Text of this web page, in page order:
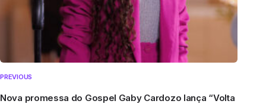
PREVIOUS
Nova promessa do Gospel Gaby Cardozo lança “Volta